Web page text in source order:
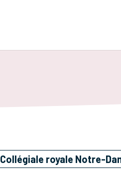
Collégiale royale Notre-